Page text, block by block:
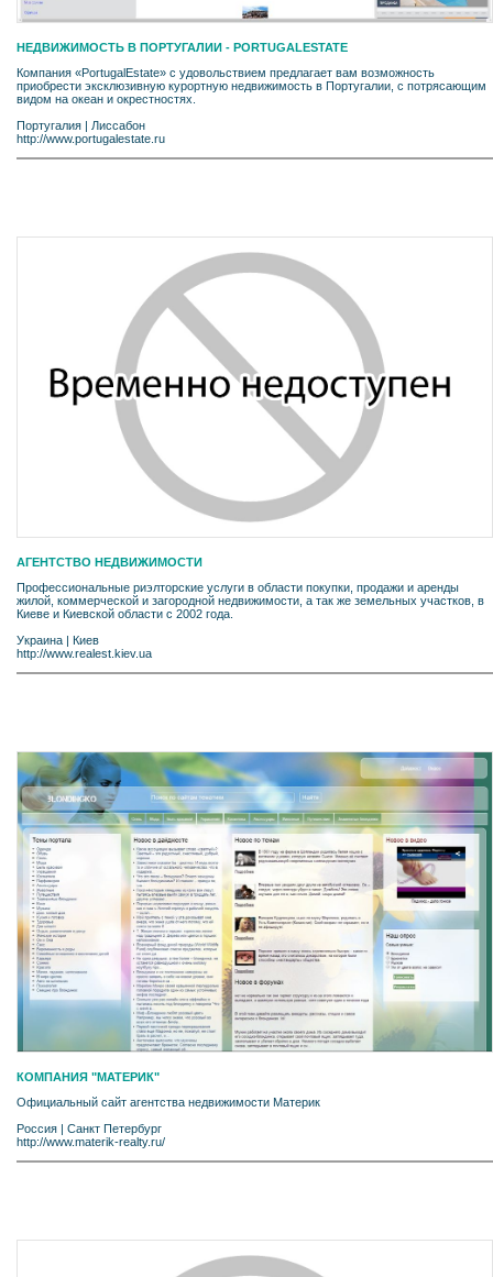
НЕДВИЖИМОСТЬ В ПОРТУГАЛИИ - PORTUGALESTATE
Компания «PortugalEstate» с удовольствием предлагает вам возможность
приобрести эксклюзивную курортную недвижимость в Португалии, с потрясающим
видом на океан и окрестностях.
Португалия
Лиссабон
http://www.portugalestate.ru
АГЕНТСТВО НЕДВИЖИМОСТИ
Профессиональные риэлторские услуги в области покупки, продажи и аренды
жилой, коммерческой и загородной недвижимости, а так же земельных участков, в
Киеве и Киевской области с 2002 года.
Украина
Киев
http://www.realest.kiev.ua
КОМПАНИЯ "МАТЕРИК"
Официальный сайт агентства недвижимости Материк
Россия
Санкт Петербург
http://www.materik-realty.ru/